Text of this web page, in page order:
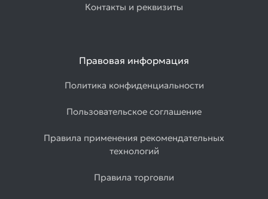
Контакты и реквизиты
Правовая информация
Политика конфиденциальности
Пользовательское соглашение
Правила применения рекомендательных
технологий
Правила торговли